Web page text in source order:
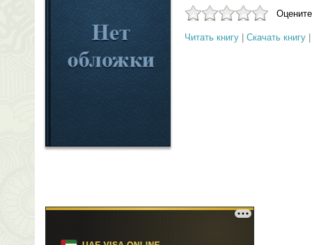
Читать книгу Скачать книгу